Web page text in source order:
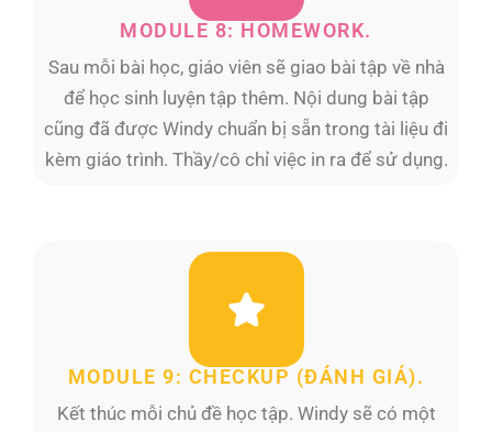
MODULE 8: HOMEWORK.
Sau mỗi bài học, giáo viên sẽ giao bài tập về nhà
để học sinh luyện tập thêm. Nội dung bài tập
cũng đã được Windy chuẩn bị sẵn trong tài liệu đi
kèm giáo trình. Thầy/cô chỉ việc in ra để sử dụng.
MODULE 9: CHECKUP (ĐÁNH GIÁ).
Kết thúc mỗi chủ đề học tập. Windy sẽ có một